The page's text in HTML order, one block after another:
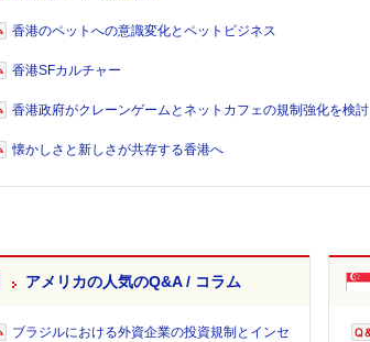
香港のペットへの意識変化とペットビジネス
香港SFカルチャー
香港政府がクレーンゲームとネットカフェの規制強化を検討
懐かしさと新しさが共存する香港へ
アメリカの人気のQ&A / コラム
ブラジルにおける外資企業の投資規制とインセ